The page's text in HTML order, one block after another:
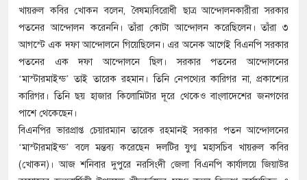
খায়রুল কবির খোকন বলেন, বৈষম্যবিরোধী ছাত্র আন্দোলনকারীরা সরকার
পতনের আন্দোলন করেননি। তাঁরা কোটা আন্দোলন করেছিলেন। তাঁরা ৩
আগস্টে এক দফা আন্দোলনে গিয়েছিলেন। এর অনেক আগেই বিএনপি সরকার
পতনের এক দফা আন্দোলনে ছিল। সরকার পতনের আন্দোলনের
‘মাস্টারমাইন্ড’ তাই তারেক রহমান। তিনি নেপথ্যের কারিগর না, প্রকাশ্যের
কারিগর। তিনি ছয় হাজার কিলোমিটার দূরে থেকেও বাংলাদেশের জনগণের
পাশে থেকেছেন।
বিএনপির ভারপ্রাপ্ত চেয়ারম্যান তারেক রহমানই সরকার পতন আন্দোলনের
‘মাস্টারমাইন্ড’ বলে মন্তব্য করেছেন দলটির যুগ্ম মহাসচিব খায়রুল কবির
(খোকন)। আজ শনিবার দুপুরে নরসিংদী জেলা বিএনপি কার্যালয়ে জিয়াউর